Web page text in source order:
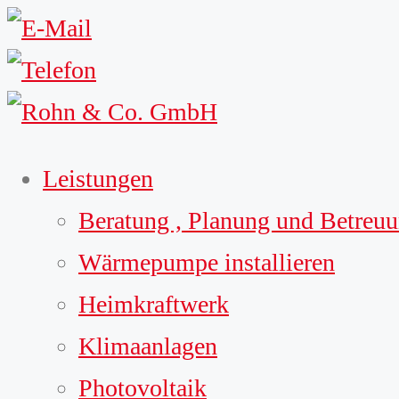
Leistungen
Beratung , Planung und
Wärmepumpe installieren
Heimkraftwerk
Klimaanlagen
Photovoltaik